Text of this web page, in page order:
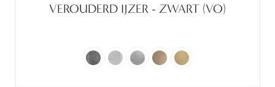
VEROUDERD IJZER - ZWART (VO)